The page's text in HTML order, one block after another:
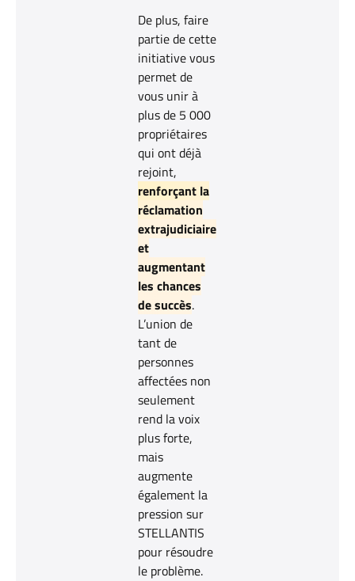
De plus, faire
partie de cette
initiative vous
permet de
vous unir à
plus de 5 000
propriétaires
qui ont déjà
rejoint,
renforçant la
réclamation
extrajudiciaire
et
augmentant
les chances
de succès.
L’union de
tant de
personnes
affectées non
seulement
rend la voix
plus forte,
mais
augmente
également la
pression sur
STELLANTIS
pour résoudre
le problème.